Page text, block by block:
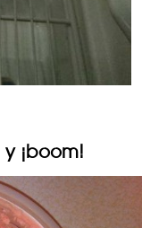
¡boom!